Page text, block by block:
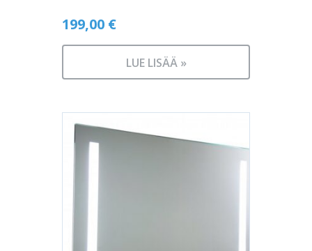
199,00 €
LUE LISÄÄ »